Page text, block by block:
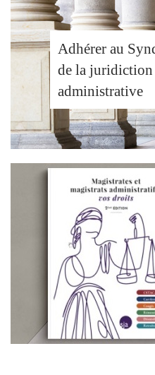
Adhérer au
de la juridiction
administrative